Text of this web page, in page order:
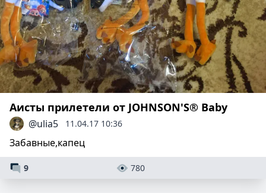
Аисты прилетели от JOHNSON'S® Baby
@ulia5 11.04.17 10:36
Забавные,капец
9 780